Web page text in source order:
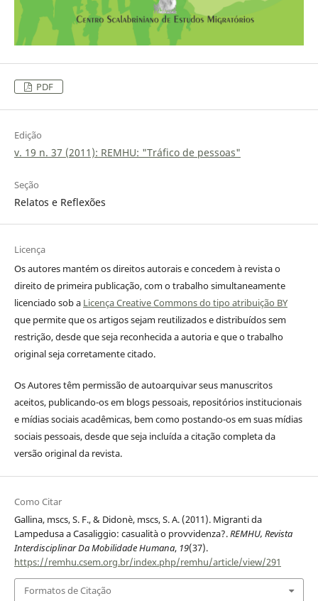
PDF
Edição
v. 19 n. 37 (2011): REMHU: "Tráfico de pessoas"
Seção
Relatos e Reflexões
Licença
Os autores mantém os direitos autorais e concedem à revista o
direito de primeira publicação, com o trabalho simultaneamente
licenciado sob a Licença Creative Commons do tipo atribuição BY
que permite que os artigos sejam reutilizados e distribuídos sem
restrição, desde que seja reconhecida a autoria e que o trabalho
original seja corretamente citado.
Os Autores têm permissão de autoarquivar seus manuscritos
aceitos, publicando-os em blogs pessoais, repositórios institucionais
e mídias sociais acadêmicas, bem como postando-os em suas mídias
sociais pessoais, desde que seja incluída a citação completa da
versão original da revista.
Como Citar
Gallina, mscs, S. F., & Didonè, mscs, S. A. (2011). Migranti da
Lampedusa a Casaliggio: casualità o provvidenza?.REMHU, Revista
Interdisciplinar Da Mobilidade Humana, 19(37).
https://remhu.csem.org.br/index.php/remhu/article/view/291
Formatos de Citação